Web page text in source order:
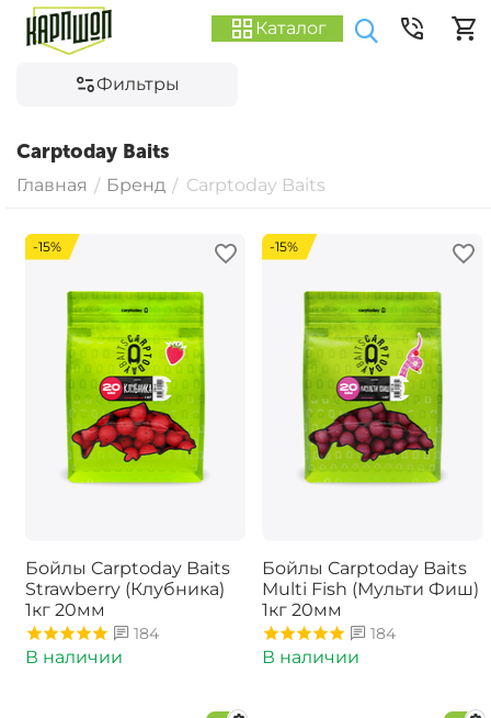
Каталог
Фильтры
Carptoday Baits
Главная / Бренд / Carptoday Baits
-15%
Бойлы Carptoday Baits
Strawberry (Клубника)
1кг 20мм
184
В наличии
-15%
Бойлы Carptoday Baits
Multi Fish (Мульти Фиш)
1кг 20мм
184
В наличии